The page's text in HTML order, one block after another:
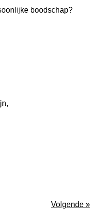
boodschap?
Volgende »